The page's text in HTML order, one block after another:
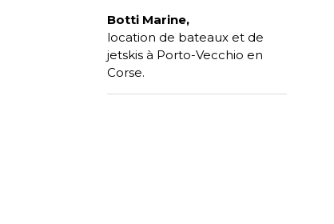
Botti Marine,
location de bateaux et de
jetskis à Porto-Vecchio en
Corse.